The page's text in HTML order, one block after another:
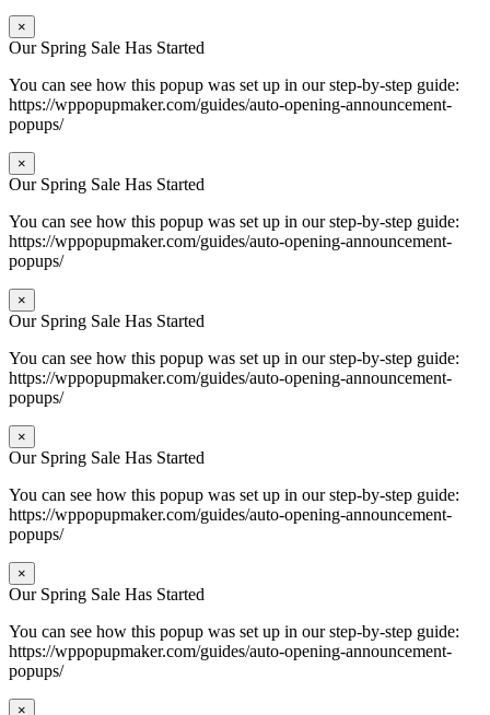
×
Our Spring Sale Has Started
You can see how this popup was set up in our step-by-step guide:
https://wppopupmaker.com/guides/auto-opening-announcement-
popups/
×
Our Spring Sale Has Started
You can see how this popup was set up in our step-by-step guide:
https://wppopupmaker.com/guides/auto-opening-announcement-
popups/
×
Our Spring Sale Has Started
You can see how this popup was set up in our step-by-step guide:
https://wppopupmaker.com/guides/auto-opening-announcement-
popups/
×
Our Spring Sale Has Started
You can see how this popup was set up in our step-by-step guide:
https://wppopupmaker.com/guides/auto-opening-announcement-
popups/
×
Our Spring Sale Has Started
You can see how this popup was set up in our step-by-step guide:
https://wppopupmaker.com/guides/auto-opening-announcement-
popups/
×